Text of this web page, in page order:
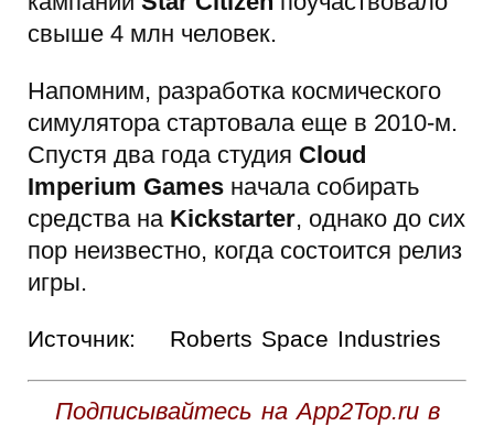
свыше 4 млн человек.
Напомним, разработка космического
симулятора стартовала еще в 2010-м.
Спустя два года студия Cloud
Imperium Games начала собирать
средства на Kickstarter, однако до сих
пор неизвестно, когда состоится релиз
игры.
Источник: Roberts Space Industries
Подписывайтесь на App2Top.ru в